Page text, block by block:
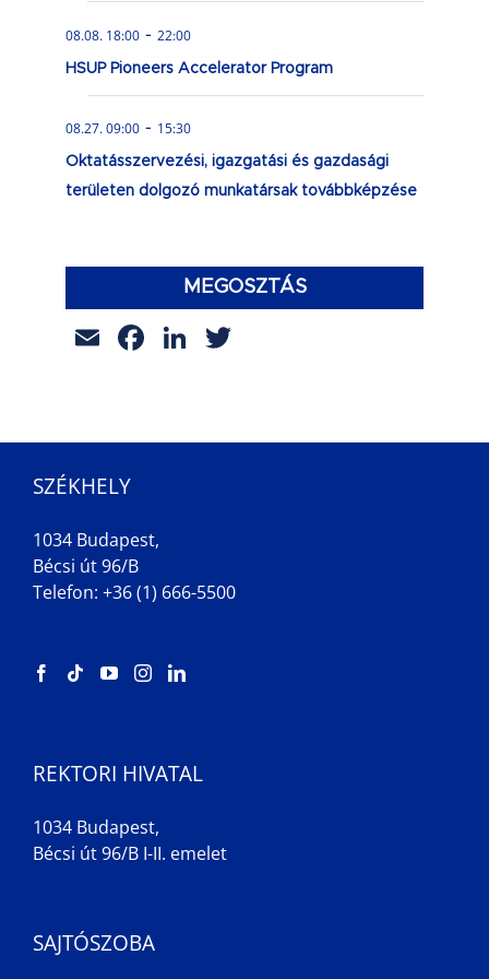
08.08. 18:00 - 22:00
HSUP Pioneers Accelerator Program
08.27. 09:00 - 15:30
Oktatásszervezési, igazgatási és gazdasági
területen dolgozó munkatársak továbbképzése
MEGOSZTÁS
EmailFacebook
LinkedIn
SZÉKHELY
1034 Budapest,
Bécsi út 96/B
Telefon: +36 (1) 666-5500
REKTORI HIVATAL
1034 Budapest,
Bécsi út 96/B I-II. emelet
SAJTÓSZOBA